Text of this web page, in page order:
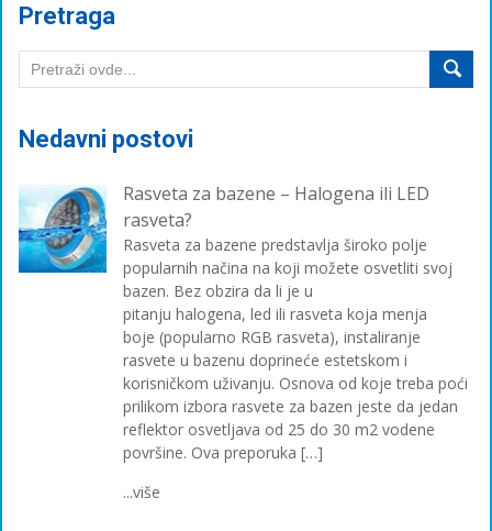
Pretraga
Nedavni postovi
Rasveta za bazene – Halogena ili LED
rasveta?
Rasveta za bazene predstavlja široko polje
popularnih načina na koji možete osvetliti svoj
bazen. Bez obzira da li je u
pitanju halogena, led ili rasveta koja menja
boje (popularno RGB rasveta), instaliranje
rasvete u bazenu doprineće estetskom i
korisničkom uživanju. Osnova od koje treba poći
prilikom izbora rasvete za bazen jeste da jedan
reflektor osvetljava od 25 do 30 m2 vodene
površine. Ova preporuka […]
...više